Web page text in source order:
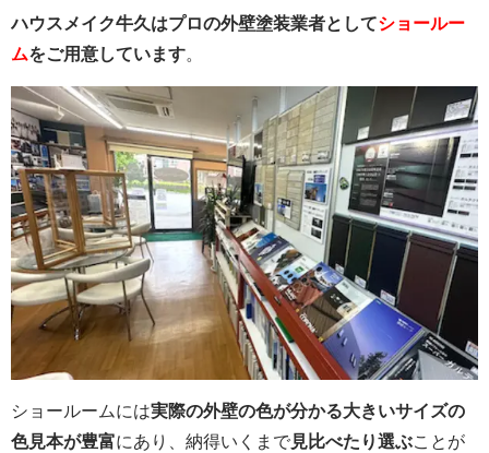
ハウスメイク牛久はプロの外壁塗装業者としてショールー
ムをご用意しています。
ショールームには実際の外壁の色が分かる大きいサイズの
色見本が豊富にあり、納得いくまで見比べたり選ぶことが